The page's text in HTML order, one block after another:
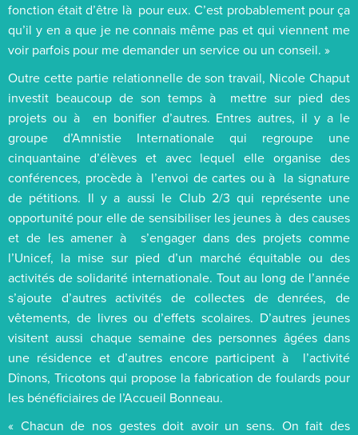
fonction était d’être là pour eux. C’est probablement pour ça
qu’il y en a que je ne connais même pas et qui viennent me
voir parfois pour me demander un service ou un conseil. »
Outre cette partie relationnelle de son travail, Nicole Chaput
investit beaucoup de son temps à mettre sur pied des
projets ou à en bonifier d’autres. Entres autres, il y a le
groupe d’Amnistie Internationale qui regroupe une
cinquantaine d’élèves et avec lequel elle organise des
conférences, procède à l’envoi de cartes ou à la signature
de pétitions. Il y a aussi le Club 2/3 qui représente une
opportunité pour elle de sensibiliser les jeunes à des causes
et de les amener à s’engager dans des projets comme
l’Unicef, la mise sur pied d’un marché équitable ou des
activités de solidarité internationale. Tout au long de l’année
s’ajoute d’autres activités de collectes de denrées, de
vêtements, de livres ou d’effets scolaires. D’autres jeunes
visitent aussi chaque semaine des personnes âgées dans
une résidence et d’autres encore participent à l’activité
Dînons, Tricotons qui propose la fabrication de foulards pour
les bénéficiaires de l’Accueil Bonneau.
« Chacun de nos gestes doit avoir un sens. On fait des